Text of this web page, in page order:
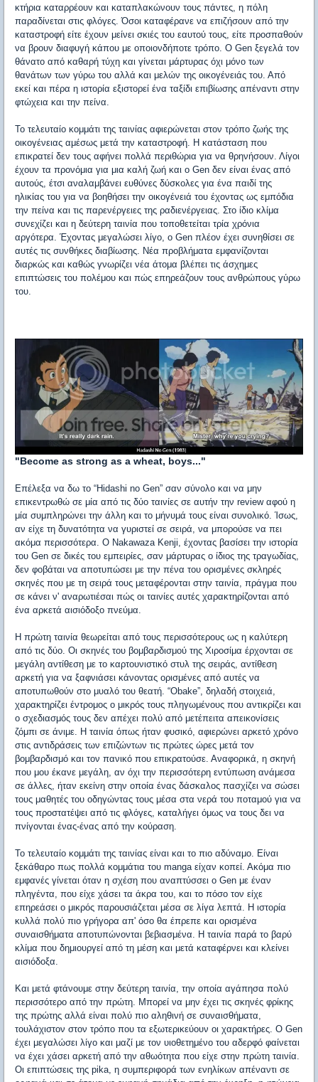
κτήρια καταρρέουν και καταπλακώνουν τους πάντες, η πόλη
παραδίνεται στις φλόγες. Όσοι καταφέρανε να επιζήσουν από την
καταστροφή είτε έχουν μείνει σκιές του εαυτού τους, είτε προσπαθούν
να βρουν διαφυγή κάπου με οποιονδήποτε τρόπο. Ο Gen ξεγελά τον
θάνατο από καθαρή τύχη και γίνεται μάρτυρας όχι μόνο των
θανάτων των γύρω του αλλά και μελών της οικογένειάς του. Από
εκεί και πέρα η ιστορία εξιστορεί ένα ταξίδι επιβίωσης απέναντι στην
φτώχεια και την πείνα.
Το τελευταίο κομμάτι της ταινίας αφιερώνεται στον τρόπο ζωής της
οικογένειας αμέσως μετά την καταστροφή. Η κατάσταση που
επικρατεί δεν τους αφήνει πολλά περιθώρια για να θρηνήσουν. Λίγοι
έχουν τα προνόμια για μια καλή ζωή και ο Gen δεν είναι ένας από
αυτούς, έτσι αναλαμβάνει ευθύνες δύσκολες για ένα παιδί της
ηλικίας του για να βοηθήσει την οικογένειά του έχοντας ως εμπόδια
την πείνα και τις παρενέργειες της ραδιενέργειας. Στο ίδιο κλίμα
συνεχίζει και η δεύτερη ταινία που τοποθετείται τρία χρόνια
αργότερα. Έχοντας μεγαλώσει λίγο, ο Gen πλέον έχει συνηθίσει σε
αυτές τις συνθήκες διαβίωσης. Νέα προβλήματα εμφανίζονται
διαρκώς και καθώς γνωρίζει νέα άτομα βλέπει τις άσχημες
επιπτώσεις του πολέμου και πώς επηρεάζουν τους ανθρώπους γύρω
του.
"Become as strong as a wheat, boys..."
Επέλεξα να δω το “Hidashi no Gen” σαν σύνολο και να μην
επικεντρωθώ σε μία από τις δύο ταινίες σε αυτήν την review αφού η
μία συμπληρώνει την άλλη και το μήνυμά τους είναι συνολικό. Ίσως,
αν είχε τη δυνατότητα να γυριστεί σε σειρά, να μπορούσε να πει
ακόμα περισσότερα. Ο Nakawaza Kenji, έχοντας βασίσει την ιστορία
του Gen σε δικές του εμπειρίες, σαν μάρτυρας ο ίδιος της τραγωδίας,
δεν φοβάται να αποτυπώσει με την πένα του ορισμένες σκληρές
σκηνές που με τη σειρά τους μεταφέρονται στην ταινία, πράγμα που
σε κάνει ν' αναρωτιέσαι πώς οι ταινίες αυτές χαρακτηρίζονται από
ένα αρκετά αισιόδοξο πνεύμα.
Η πρώτη ταινία θεωρείται από τους περισσότερους ως η καλύτερη
από τις δύο. Οι σκηνές του βομβαρδισμού της Χιροσίμα έρχονται σε
μεγάλη αντίθεση με το καρτουνιστικό στυλ της σειράς, αντίθεση
αρκετή για να ξαφνιάσει κάνοντας ορισμένες από αυτές να
αποτυπωθούν στο μυαλό του θεατή. “Obake”, δηλαδή στοιχειά,
χαρακτηρίζει έντρομος ο μικρός τους πληγωμένους που αντικρίζει και
ο σχεδιασμός τους δεν απέχει πολύ από μετέπειτα απεικονίσεις
ζόμπι σε άνιμε. Η ταινία όπως ήταν φυσικό, αφιερώνει αρκετό χρόνο
στις αντιδράσεις των επιζώντων τις πρώτες ώρες μετά τον
βομβαρδισμό και τον πανικό που επικρατούσε. Αναφορικά, η σκηνή
που μου έκανε μεγάλη, αν όχι την περισσότερη εντύπωση ανάμεσα
σε άλλες, ήταν εκείνη στην οποία ένας δάσκαλος πασχίζει να σώσει
τους μαθητές του οδηγώντας τους μέσα στα νερά του ποταμού για να
τους προστατέψει από τις φλόγες, καταλήγει όμως να τους δει να
πνίγονται ένας-ένας από την κούραση.
Το τελευταίο κομμάτι της ταινίας είναι και το πιο αδύναμο. Είναι
ξεκάθαρο πως πολλά κομμάτια του manga είχαν κοπεί. Ακόμα πιο
εμφανές γίνεται όταν η σχέση που αναπτύσσει ο Gen με έναν
πληγέντα, που είχε χάσει τα άκρα του, και το πόσο τον είχε
επηρεάσει ο μικρός παρουσιάζεται μέσα σε λίγα λεπτά. Η ιστορία
κυλλά πολύ πιο γρήγορα απ' όσο θα έπρεπε και ορισμένα
συναισθήματα αποτυπώνονται βεβιασμένα. Η ταινία παρά το βαρύ
κλίμα που δημιουργεί από τη μέση και μετά καταφέρνει και κλείνει
αισιόδοξα.
Και μετά φτάνουμε στην δεύτερη ταινία, την οποία αγάπησα πολύ
περισσότερο από την πρώτη. Μπορεί να μην έχει τις σκηνές φρίκης
της πρώτης αλλά είναι πολύ πιο αληθινή σε συναισθήματα,
τουλάχιστον στον τρόπο που τα εξωτερικεύουν οι χαρακτήρες. Ο Gen
έχει μεγαλώσει λίγο και μαζί με τον υιοθετημένο του αδερφό φαίνεται
να έχει χάσει αρκετή από την αθωότητα που είχε στην πρώτη ταινία.
Οι επιπτώσεις της pika, η συμπεριφορά των ενηλίκων απέναντι σε